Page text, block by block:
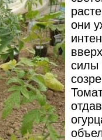
они
силы